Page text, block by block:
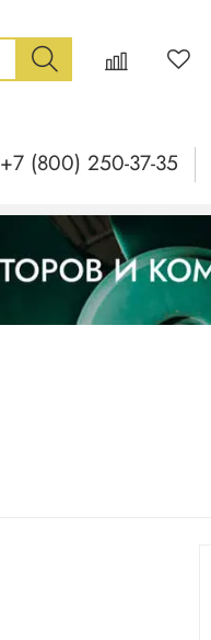
+7 (800) 250-37-35